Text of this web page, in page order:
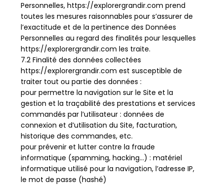
Personnelles, https://explorergrandir.com prend
toutes les mesures raisonnables pour s’assurer de
l’exactitude et de la pertinence des Données
Personnelles au regard des finalités pour lesquelles
https://explorergrandir.com les traite.
7.2 Finalité des données collectées
https://explorergrandir.com est susceptible de
traiter tout ou partie des données :
pour permettre la navigation sur le Site et la
gestion et la traçabilité des prestations et services
commandés par l’utilisateur : données de
connexion et d’utilisation du Site, facturation,
historique des commandes, etc.
pour prévenir et lutter contre la fraude
informatique (spamming, hacking…) : matériel
informatique utilisé pour la navigation, l’adresse IP,
le mot de passe (hashé)